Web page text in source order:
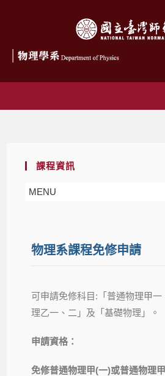
課程資訊
MENU
物理系課程免修申請
可申請免修科目 : 「普通物理甲
理乙一、二」及「基礎物理」。
申請資格：
免修普通物理甲(一)或普通物理